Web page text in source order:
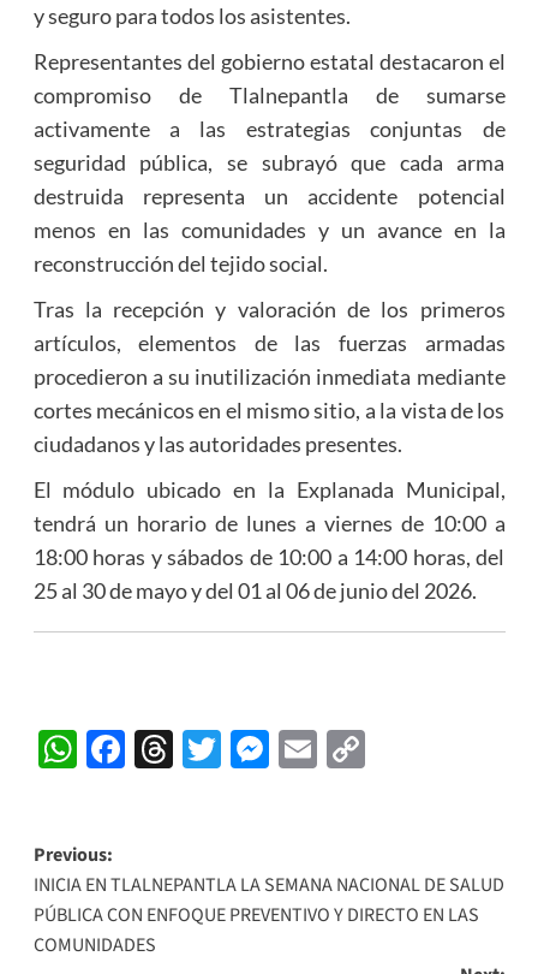
y seguro para todos los asistentes.
Representantes del gobierno estatal destacaron el
compromiso de Tlalnepantla de sumarse
activamente a las estrategias conjuntas de
seguridad pública, se subrayó que cada arma
destruida representa un accidente potencial
menos en las comunidades y un avance en la
reconstrucción del tejido social.
Tras la recepción y valoración de los primeros
artículos, elementos de las fuerzas armadas
procedieron a su inutilización inmediata mediante
cortes mecánicos en el mismo sitio, a la vista de los
ciudadanos y las autoridades presentes.
El módulo ubicado en la Explanada Municipal,
tendrá un horario de lunes a viernes de 10:00 a
18:00 horas y sábados de 10:00 a 14:00 horas, del
25 al 30 de mayo y del 01 al 06 de junio del 2026.
WhatsApp
Facebook
Threads
Twitter
Messenger
EmailCopy
Post
navigation
Previous:
INICIA EN TLALNEPANTLA LA SEMANA NACIONAL DE SALUD
PÚBLICA CON ENFOQUE PREVENTIVO Y DIRECTO EN LAS
COMUNIDADES